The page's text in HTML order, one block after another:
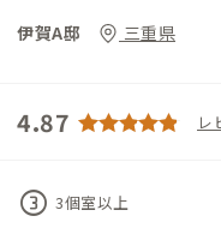
伊賀A邸 三重県
4.87 レ
counter_3 3個室以上